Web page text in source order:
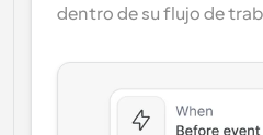
Reserva reuniones de
Webhooks
Recibe notificaciones
dentro de su flujo de